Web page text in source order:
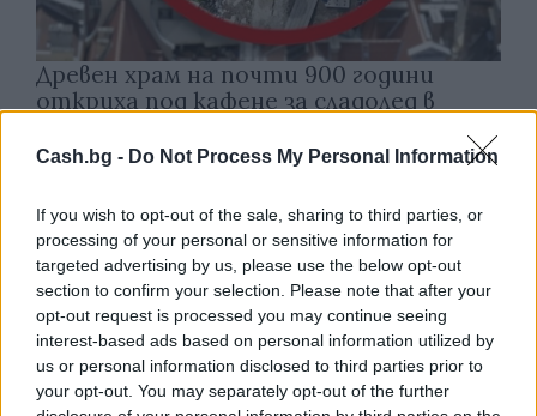
Cash.bg - Do Not Process My Personal Information
If you wish to opt-out of the sale, sharing to third parties, or
processing of your personal or sensitive information for
targeted advertising by us, please use the below opt-out
section to confirm your selection. Please note that after your
opt-out request is processed you may continue seeing
interest-based ads based on personal information utilized by
us or personal information disclosed to third parties prior to
your opt-out. You may separately opt-out of the further
Древен храм на почти 900 години
откриха под кафене за сладолед в
07.08.2026 / 16:00